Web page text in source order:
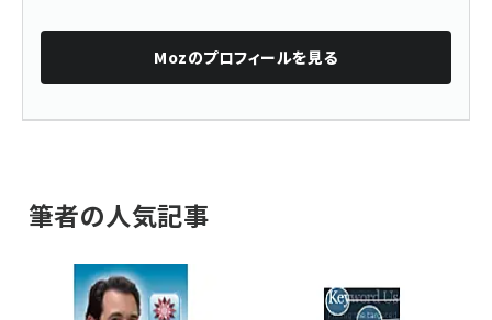
Mozのプロフィールを見る
筆者の人気記事